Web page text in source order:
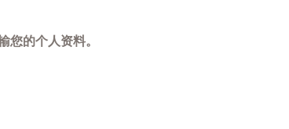
您的个人资料。